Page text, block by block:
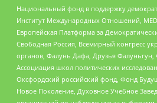
Национальный фонд в поддержку
Институт Международных Отношений,
Европейская Платформа за
Свободная Россия, Всемирный конгресс
органов, Фалунь Дафа, Друзья Фалуньгун,
Ассоциация школ политических
Оксфордский российский фонд, Фонд
Новое Поколение, Духовное Учебное